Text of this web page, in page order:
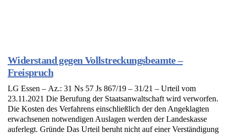
Widerstand gegen Vollstreckungsbeamte –
Freispruch
LG Essen – Az.: 31 Ns 57 Js 867/19 – 31/21 – Urteil vom
23.11.2021 Die Berufung der Staatsanwaltschaft wird verworfen.
Die Kosten des Verfahrens einschließlich der den Angeklagten
erwachsenen notwendigen Auslagen werden der Landeskasse
auferlegt. Gründe Das Urteil beruht nicht auf einer Verständigung